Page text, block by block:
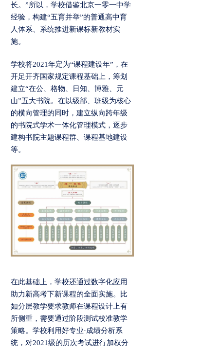
长。”所以，学校借鉴北京一零一中学
经验，构建“五育并举”的普通高中育
人体系、系统推进新课标新教材实
施。
学校将2021年定为“课程建设年”，在
开足开齐国家规定课程基础上，筹划
建立“在公、格物、日知、博雅、元
山”五大书院。在以级部、班级为核心
的横向管理的同时，建立纵向跨年级
的书院式学术一体化管理模式，逐步
建构书院主题课程群、课程基地建设
等。
在此基础上，学校还通过数字化应用
助力新高考下新课程的全面实施。比
如分层教学要求教师在课程设计上有
所侧重，需要通过阶段测试校准教学
策略。学校利用好专业·成绩分析系
统，对2021级的历次考试进行加权分